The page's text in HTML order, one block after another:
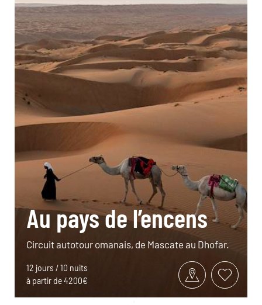
Au pays de l’encens
Circuit autotour omanais, de Mascate au Dhofar.
12 jours / 10 nuits
à partir de 4200€